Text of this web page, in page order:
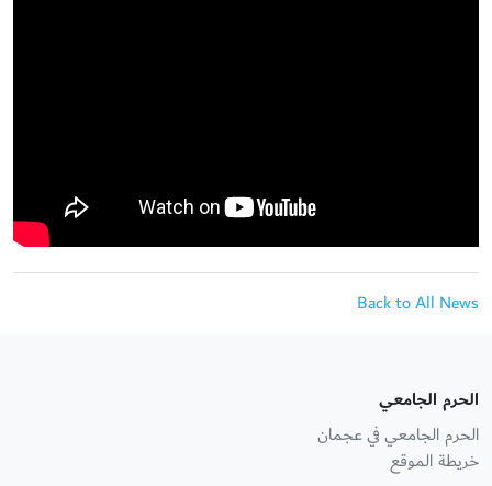
Back to All News
الحرم الجامعي
الحرم الجامعي في عجمان
خريطة الموقع